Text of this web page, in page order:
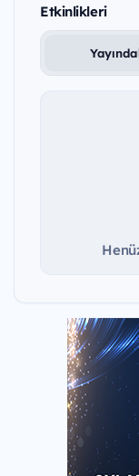
Etkinlikleri
Yayında